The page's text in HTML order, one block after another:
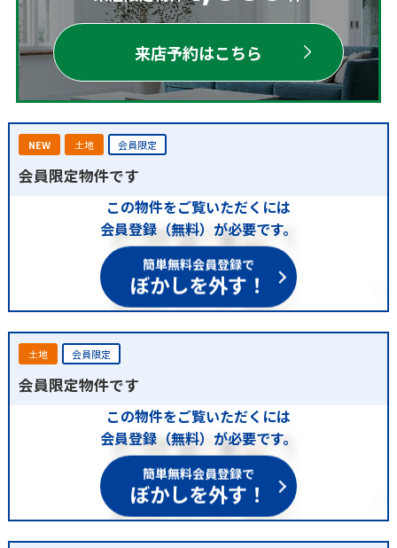
来店予約はこちら
NEW 土地 会員限定
会員限定物件です
この物件をご覧いただくには
会員登録（無料）が必要です。
簡単無料会員登録で
ぼかしを外す！
土地 会員限定
会員限定物件です
この物件をご覧いただくには
会員登録（無料）が必要です。
簡単無料会員登録で
ぼかしを外す！